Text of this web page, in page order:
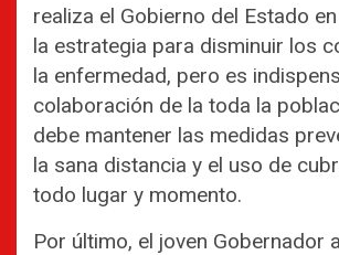
realiza el Gobierno del Estado
la estrategia para disminuir los
la enfermedad, pero es
colaboración de la toda la
debe mantener las medidas
la sana distancia y el uso de
todo lugar y momento.
Por último, el joven Gobernador